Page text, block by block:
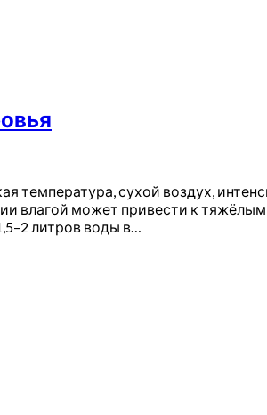
сухой воздух,
влагой может привести к
литров воды в…